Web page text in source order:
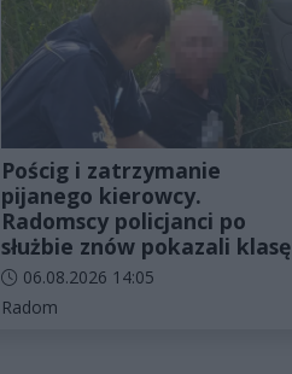
Pościg i zatrzymanie
pijanego kierowcy.
Radomscy policjanci po
służbie znów pokazali klasę
Data dodania artykułu:
06.08.2026 14:05
Kategorie artykułu:
Radom